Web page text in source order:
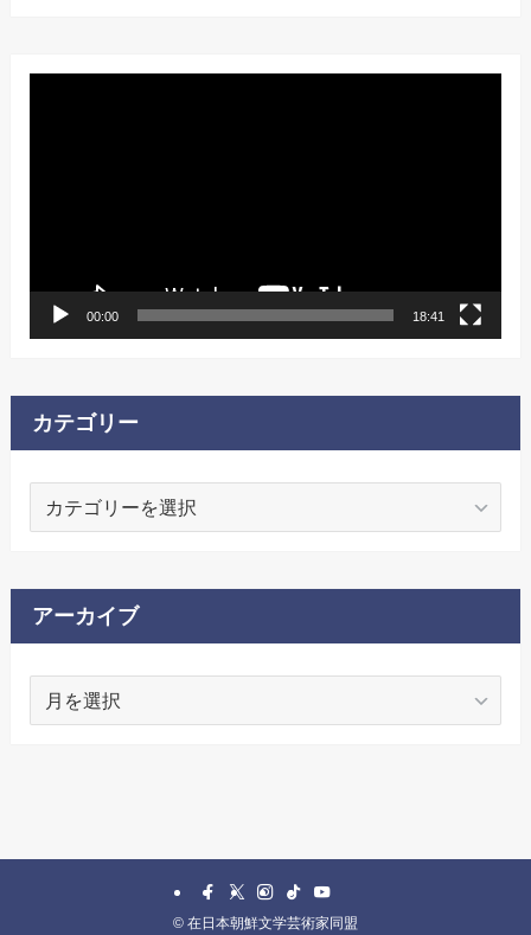
00:00 18:41
カテゴリー
リ
ー
アーカイブ
© 在日本朝鮮文学芸術家同盟